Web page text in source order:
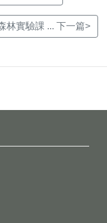
林實驗課 ... 下一篇>